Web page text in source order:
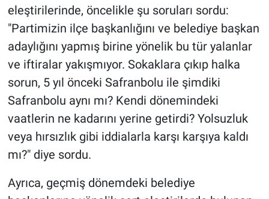
eleştirilerinde, öncelikle şu soruları sordu:
"Partimizin ilçe başkanlığını ve belediye başkan
adaylığını yapmış birine yönelik bu tür yalanlar
ve iftiralar yakışmıyor. Sokaklara çıkıp halka
sorun, 5 yıl önceki Safranbolu ile şimdiki
Safranbolu aynı mı? Kendi dönemindeki
vaatlerin ne kadarını yerine getirdi? Yolsuzluk
veya hırsızlık gibi iddialarla karşı karşıya kaldı
mı?" diye sordu.
Ayrıca, geçmiş dönemdeki belediye